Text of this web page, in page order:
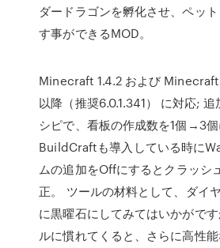
ダードラゴンを孵化させ、ペッ
す事ができるMOD。
Minecraft 1.4.2 および
以降（推奨6.0.1.341） に対応;
シピで、看板の作成数を1個→3
BuildCraftも導入している時に
ムの追加をOffにするとクラッシ
正。 ツールの材料として、ダイ
に黒曜石にしてみてはいかがで
ルに慣れてくると、さらに高性